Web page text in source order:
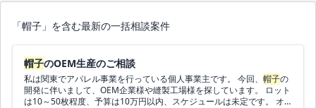
「帽子」を含む最新の一括相談案件
帽子のOEM生産のご相談
私は関東でアパレル事業を行っている個人事業主です。 今回、 帽子の
開発に伴いまして、OEM企業様や縫製工場様を探しています。 ロット
は10～50枚程度、予算は10万円以内、スケジュールは未定です。 オ